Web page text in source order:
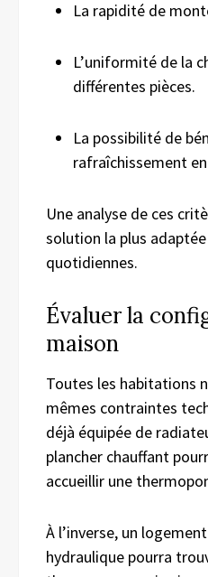
La rapidité de
L’uniformité de la
différentes pièces.
La possibilité de
rafraîchissement
Une analyse de ces
solution la plus
quotidiennes.
Évaluer la
maison
Toutes les habitations
mêmes contraintes
déjà équipée de
plancher chauffant
accueillir une
À l’inverse, un
hydraulique pourra